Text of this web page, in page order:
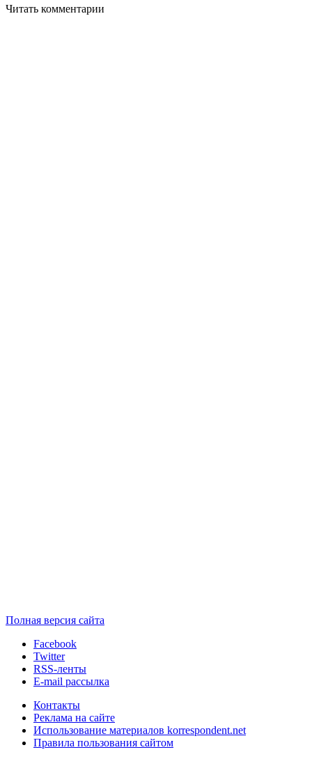
Читать комментарии
Полная версия сайта
Facebook
Twitter
RSS-ленты
E-mail рассылка
Контакты
Реклама на сайте
Использование материалов korrespondent.net
Правила пользования сайтом